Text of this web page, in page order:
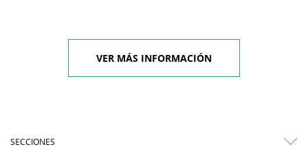
VER MÁS INFORMACIÓN
SECCIONES